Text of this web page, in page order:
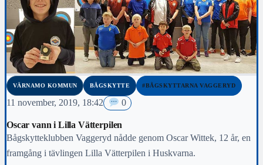
VÄRNAMO KOMMUN BÅGSKYTTE #BÅGSKYTTARNA VAGGERYD
11 november, 2019, 18:42 0
Oscar vann i Lilla Vätterpilen
Bågskytteklubben Vaggeryd nådde genom Oscar Wittek, 12 år, en
framgång i tävlingen Lilla Vätterpilen i Huskvarna.